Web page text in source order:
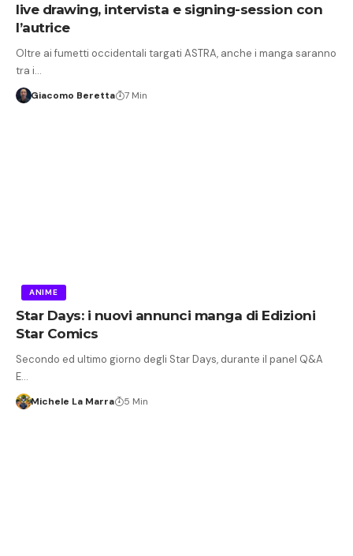
live drawing, intervista e signing-session con
l’autrice
Oltre ai fumetti occidentali targati ASTRA, anche i manga saranno
tra i…
Giacomo Beretta 7 Min
ANIME
Star Days: i nuovi annunci manga di Edizioni
Star Comics
Secondo ed ultimo giorno degli Star Days, durante il panel Q&A
E…
Michele La Marra 5 Min